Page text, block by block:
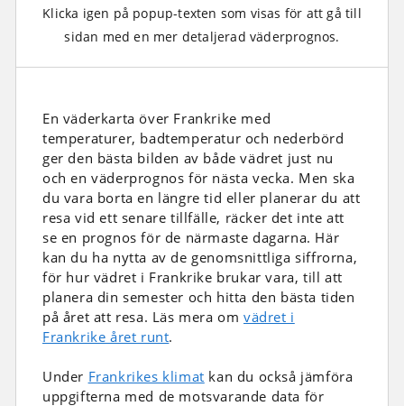
Klicka igen på popup-texten som visas för att gå till
sidan med en mer detaljerad väderprognos.
En väderkarta över Frankrike med
temperaturer, badtemperatur och nederbörd
ger den bästa bilden av både vädret just nu
och en väderprognos för nästa vecka. Men ska
du vara borta en längre tid eller planerar du att
resa vid ett senare tillfälle, räcker det inte att
se en prognos för de närmaste dagarna. Här
kan du ha nytta av de genomsnittliga siffrorna,
för hur vädret i Frankrike brukar vara, till att
planera din semester och hitta den bästa tiden
på året att resa. Läs mera om vädret i
Frankrike året runt.
Under Frankrikes klimat kan du också jämföra
uppgifterna med de motsvarande data för